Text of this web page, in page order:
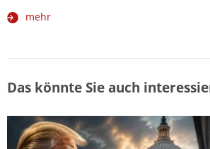
mehr
Das könnte Sie auch